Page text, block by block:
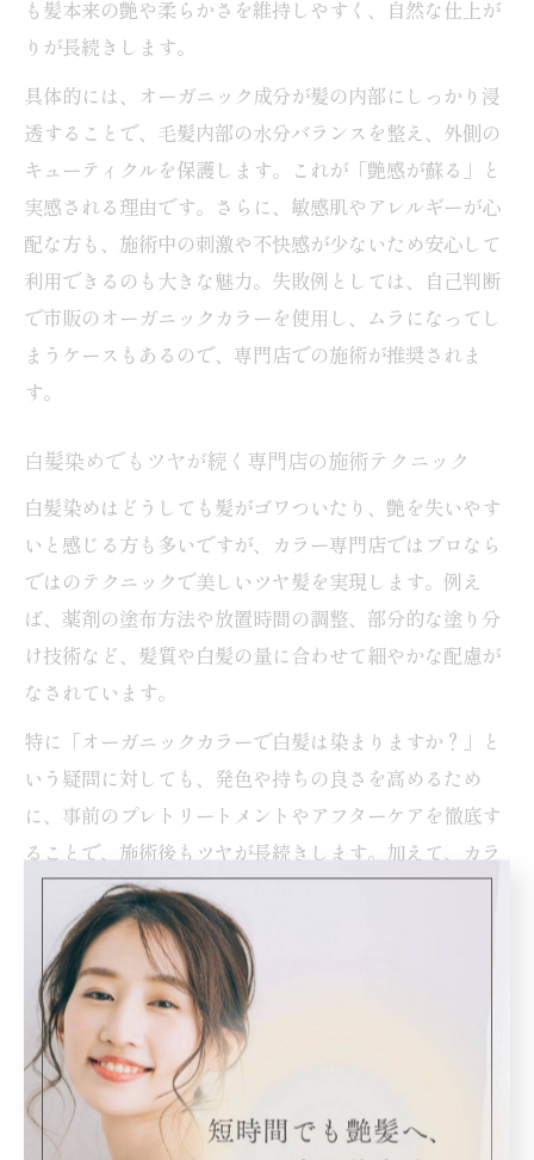
も髪本来の艶や柔らかさを維持しやすく、自然な仕上が
りが長続きします。
具体的には、オーガニック成分が髪の内部にしっかり浸
透することで、毛髪内部の水分バランスを整え、外側の
キューティクルを保護します。これが「艶感が蘇る」と
実感される理由です。さらに、敏感肌やアレルギーが心
配な方も、施術中の刺激や不快感が少ないため安心して
利用できるのも大きな魅力。失敗例としては、自己判断
で市販のオーガニックカラーを使用し、ムラになってし
まうケースもあるので、専門店での施術が推奨されま
す。
白髪染めでもツヤが続く専門店の施術テクニック
白髪染めはどうしても髪がゴワついたり、艶を失いやす
いと感じる方も多いですが、カラー専門店ではプロなら
ではのテクニックで美しいツヤ髪を実現します。例え
ば、薬剤の塗布方法や放置時間の調整、部分的な塗り分
け技術など、髪質や白髪の量に合わせて細やかな配慮が
なされています。
特に「オーガニックカラーで白髪は染まりますか？」と
いう疑問に対しても、発色や持ちの良さを高めるため
に、事前のプレトリートメントやアフターケアを徹底す
ることで、施術後もツヤが長続きします。加えて、カラ
ー専門店では施術後のホームケアアドバイスも受けられ
るため、艶やかな白髪染めを継続しやすいのが利点で
す。注意点としては、施術前後の髪のコンディションに
応じたケアを怠ると、せっかくの艶感が損なわれる場合
があるので、アドバイスに従ったケアが重要です。
オーガニック成分が叶える健康的なツヤ髪の秘密
オーガニック成分には、髪や頭皮の保湿・保護作用が期